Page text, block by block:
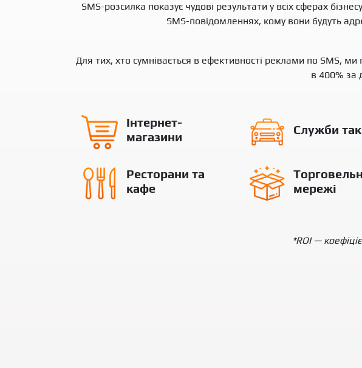
SMS-розсилка показує чудові результати у всіх сферах
SMS-повідомленнях, кому вони будуть
Для тих, хто сумнівається в ефективності реклами по SMS, ми
в 400% за
Інтернет-
магазини
Служби
Ресторани та
кафе
мережі
*ROI —